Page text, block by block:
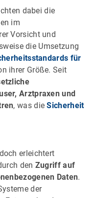
dabei die
im
Vorsicht und
die Umsetzung
für
ihrer Größe. Seit
Arztpraxen und
, was dieSicherheit
erleichtert
den Zugriff auf
Daten.
der